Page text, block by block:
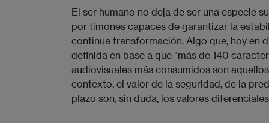
El ser humano no deja de ser una especie
por timones capaces de garantizar la
continua transformación. Algo que, hoy en
definida en base a que "más de 140
audiovisuales más consumidos son
contexto, el valor de la seguridad, de la
plazo son, sin duda, los valores